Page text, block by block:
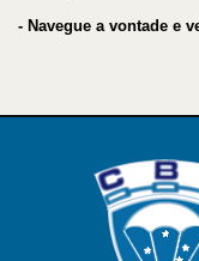
- Navegue a vontade e